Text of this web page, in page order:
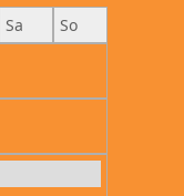
Sa So